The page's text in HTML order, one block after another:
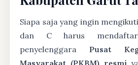
Siapa saja yang ingin
dan C harus
penyelenggara Pusat
Masyarakat (PKBM) resmi